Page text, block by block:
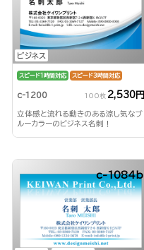
ビジネス
スピード1時間対応 スピード3時間対応
c-1200 100枚 2,530円
立体感と流れる動きのある涼し気なブ
ルーカラーのビジネス名刺！
c-1084b